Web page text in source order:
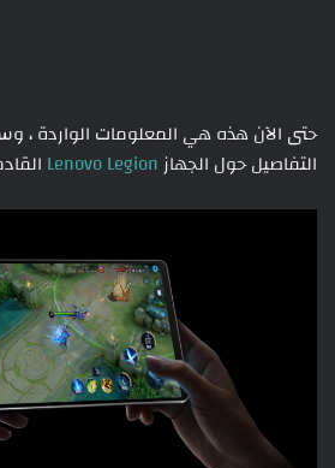
حتى الآن هذه هي المعلومات الواردة ،
التفاصيل حول الجهاز